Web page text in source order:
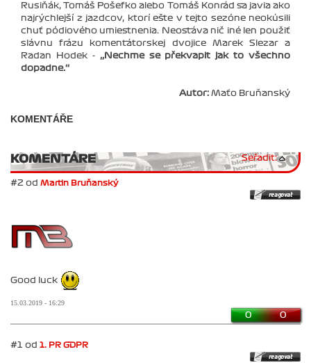
Rusiňák, Tomáš Pošefko alebo Tomáš Konrád sa javia ako
najrýchlejší z jazdcov, ktorí ešte v tejto sezóne neokúsili
chuť pódiového umiestnenia. Neostáva nič iné len použiť
slávnu frázu komentátorskej dvojice Marek Slezar a
Radan Hodek -
‚‚Nechme se překvapit jak to všechno
dopadne.‘‘
Autor: Maťo Bruňanský
KOMENTÁŘE
KOMENTÁRE Seřadit:
#2 od Martin Bruňanský
Good luck
15.03.2019 - 16:29
0 0
#1 od 1. PR GDPR